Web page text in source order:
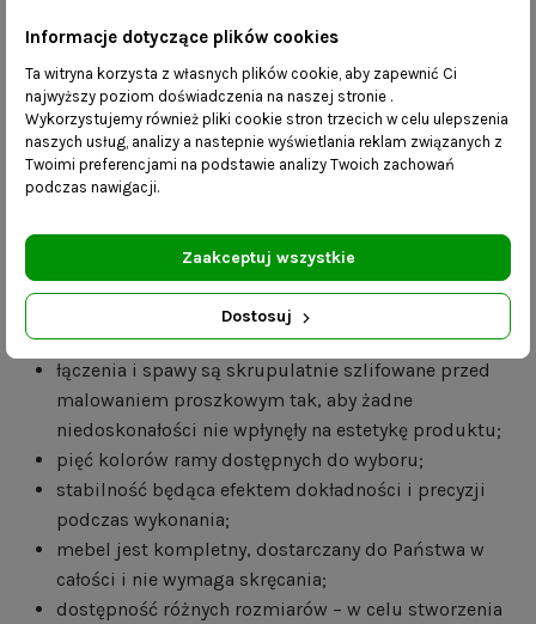
kolorystycznych takich jak: biały mat, czarny mat, szary
mat, złoty połysk oraz grafitowy mat. Ponadto ławka
wyposażona jest w cztery filce, które mają za zadanie
chronić podłogę przed wszelkimi zarysowaniami.
Na zdjęciu zaprezentowana jest ławka o wymiarach
80x30cm. Siedzisko w kolorze welwet 02- jasny beż.
Korzyści:
produkt wykonany ręcznie- ze szczególną
dbałością o detale;
łączenia i spawy są skrupulatnie szlifowane przed
malowaniem proszkowym tak, aby żadne
niedoskonałości nie wpłynęły na estetykę produktu;
pięć kolorów ramy dostępnych do wyboru;
stabilność będąca efektem dokładności i precyzji
podczas wykonania;
mebel jest kompletny, dostarczany do Państwa w
całości i nie wymaga skręcania;
dostępność różnych rozmiarów – w celu stworzenia
Informacje dotyczące plików cookies
Ta witryna korzysta z własnych plików cookie, aby zapewnić Ci
najwyższy poziom doświadczenia na naszej stronie .
Wykorzystujemy również pliki cookie stron trzecich w celu ulepszenia
naszych usług, analizy a nastepnie wyświetlania reklam związanych z
Twoimi preferencjami na podstawie analizy Twoich zachowań
podczas nawigacji.
Dostosuj
Zaakceptuj wszystkie